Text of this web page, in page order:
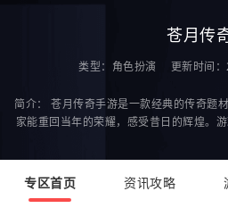
苍月传
类型： 角色扮演 更新时间
简介： 苍月传奇手游是一款经典的传奇题
家能重回当年的荣耀，感受昔日的辉煌。
专区首页 资讯攻略